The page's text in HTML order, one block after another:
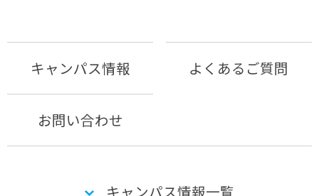
キャンパス情報 よくあるご質問
お問い合わせ
キャンパス情報一覧